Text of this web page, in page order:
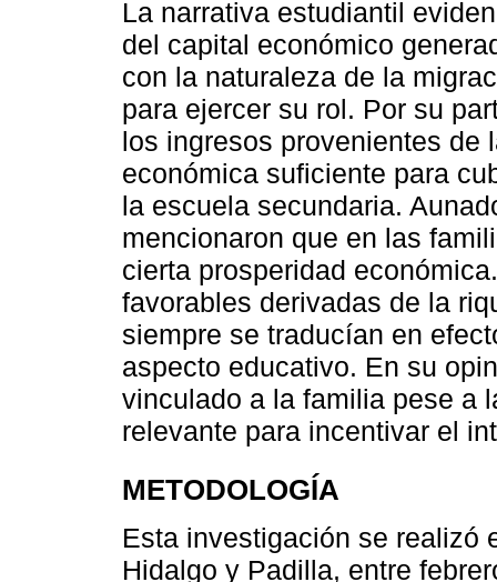
La narrativa estudiantil
del capital económico
con la naturaleza de la
para ejercer su rol. Por su
los ingresos provenientes de
económica suficiente para
la escuela secundaria.
mencionaron que en las
cierta prosperidad
favorables derivadas de la
siempre se traducían en
aspecto educativo. En su
vinculado a la familia pese a
relevante para incentivar el
METODOLOGÍA
Esta investigación se realizó
Hidalgo y Padilla, entre